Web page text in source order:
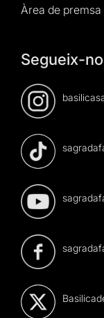
Àrea de premsa
Segueix-